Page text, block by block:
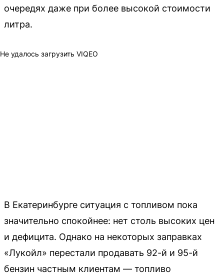
очередях даже при более высокой стоимости
литра.
Не удалось загрузить VIQEO
В Екатеринбурге ситуация с топливом пока
значительно спокойнее: нет столь высоких цен
и дефицита. Однако на некоторых заправках
«Лукойл» перестали продавать 92-й и 95-й
бензин частным клиентам — топливо